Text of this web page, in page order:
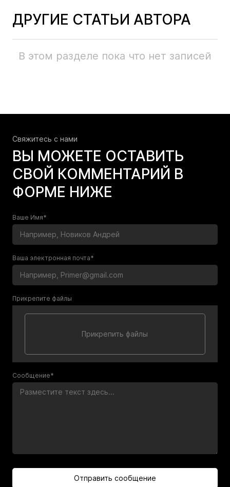
ДРУГИЕ СТАТЬИ АВТОРА
В этом разделе пока что нет записей
Свяжитесь c нами
ВЫ МОЖЕТЕ ОСТАВИТЬ
СВОЙ КОММЕНТАРИЙ В
ФОРМЕ НИЖЕ
Ваше Имя*
Ваша электронная почта*
Прикрепите файлы
Сообщение*